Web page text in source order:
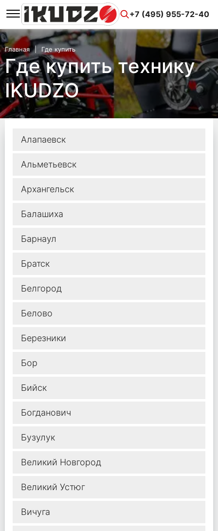
+7 (495) 955-72-40
Главная Где купить
Где купить технику
IKUDZO
Алапаевск
Альметьевск
Архангельск
Балашиха
Барнаул
Братск
Белгород
Белово
Березники
Бор
Бийск
Богданович
Бузулук
Великий Новгород
Великий Устюг
Вичуга